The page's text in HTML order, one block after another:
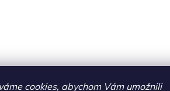
cookies, abychom Vám umožnili